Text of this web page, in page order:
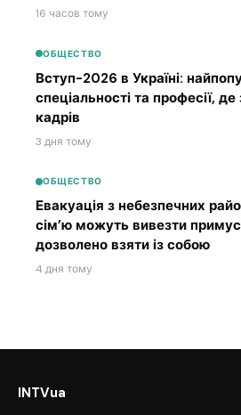
16 часов тому
ОБЩЕСТВО
Вступ-2026 в Україні:
спеціальності та професії,
кадрів
3 дня тому
ОБЩЕСТВО
Евакуація з небезпечних
сім’ю можуть вивезти
дозволено взяти із собою
4 дня тому
INTVua